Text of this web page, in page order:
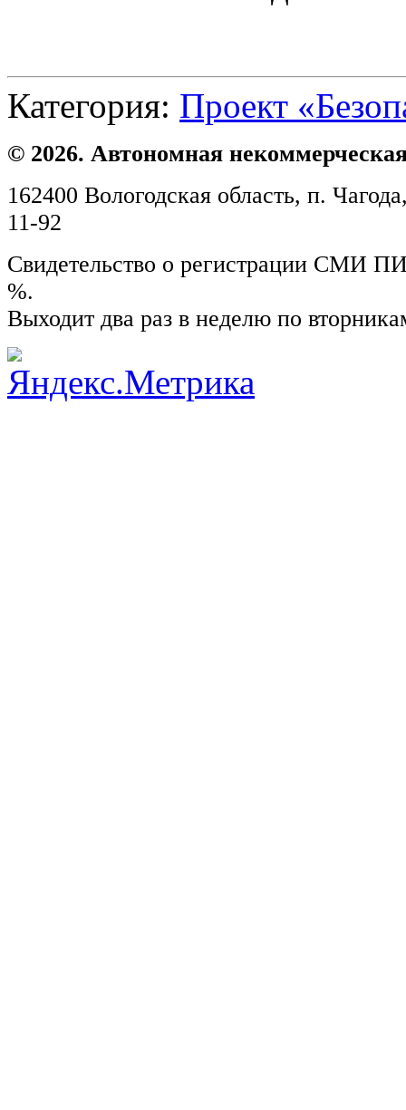
Категория: Проект
© 2026. Автономная
162400 Вологодская область, п.
11-92
Свидетельство о регистрации СМИ
%.
Выходит два раз в неделю по